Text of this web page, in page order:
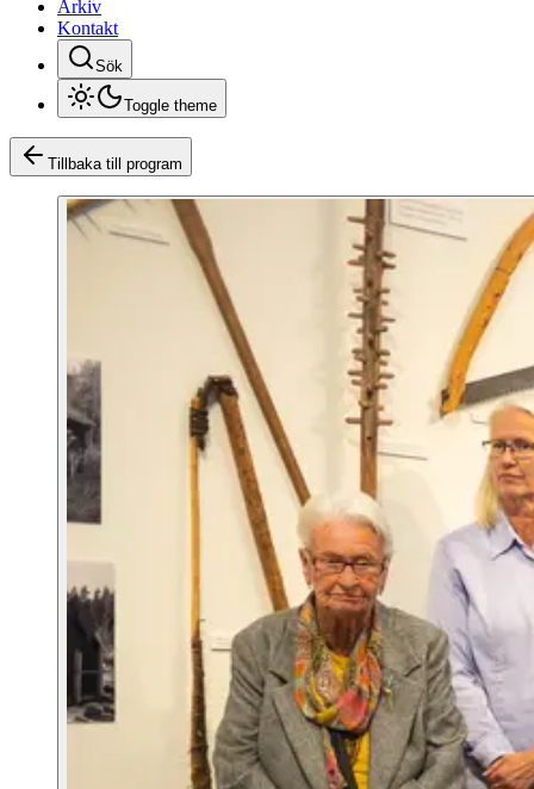
Arkiv
Kontakt
Sök
Toggle theme
Tillbaka till program